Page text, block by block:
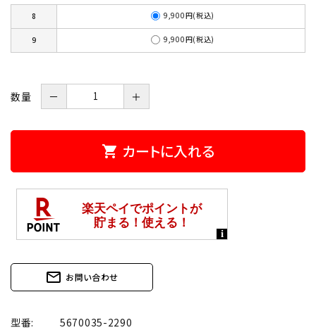
8 9,900円(税込)
9 9,900円(税込)
数量 － ＋
shopping_cart カートに入れる
mail_outline お問い合わせ
型番: 5670035-2290